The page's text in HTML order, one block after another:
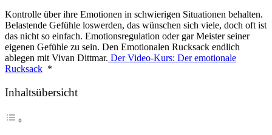
Kontrolle über ihre Emotionen in schwierigen Situationen behalten.
Belastende Gefühle loswerden, das wünschen sich viele, doch oft ist
das nicht so einfach. Emotionsregulation oder gar Meister seiner
eigenen Gefühle zu sein. Den Emotionalen Rucksack endlich
ablegen mit Vivan Dittmar. Der Video-Kurs: Der emotionale
Rucksack *
Inhaltsübersicht